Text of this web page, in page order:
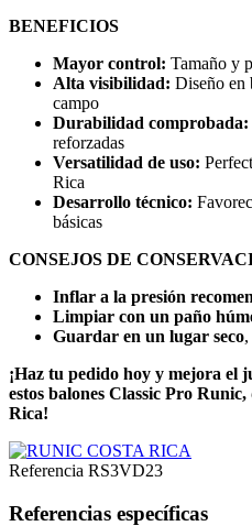
BENEFICIOS
Mayor control: Tamaño y
Alta visibilidad: Diseño en
campo
Durabilidad comprobada:
reforzadas
Versatilidad de uso:
Rica
Desarrollo técnico:
básicas
CONSEJOS DE
Inflar a la presión
Limpiar con un paño
Guardar en un lugar seco
¡Haz tu pedido hoy y mejora el
estos balones Classic Pro
Rica!
Referencia RS3VD23
Referencias específicas